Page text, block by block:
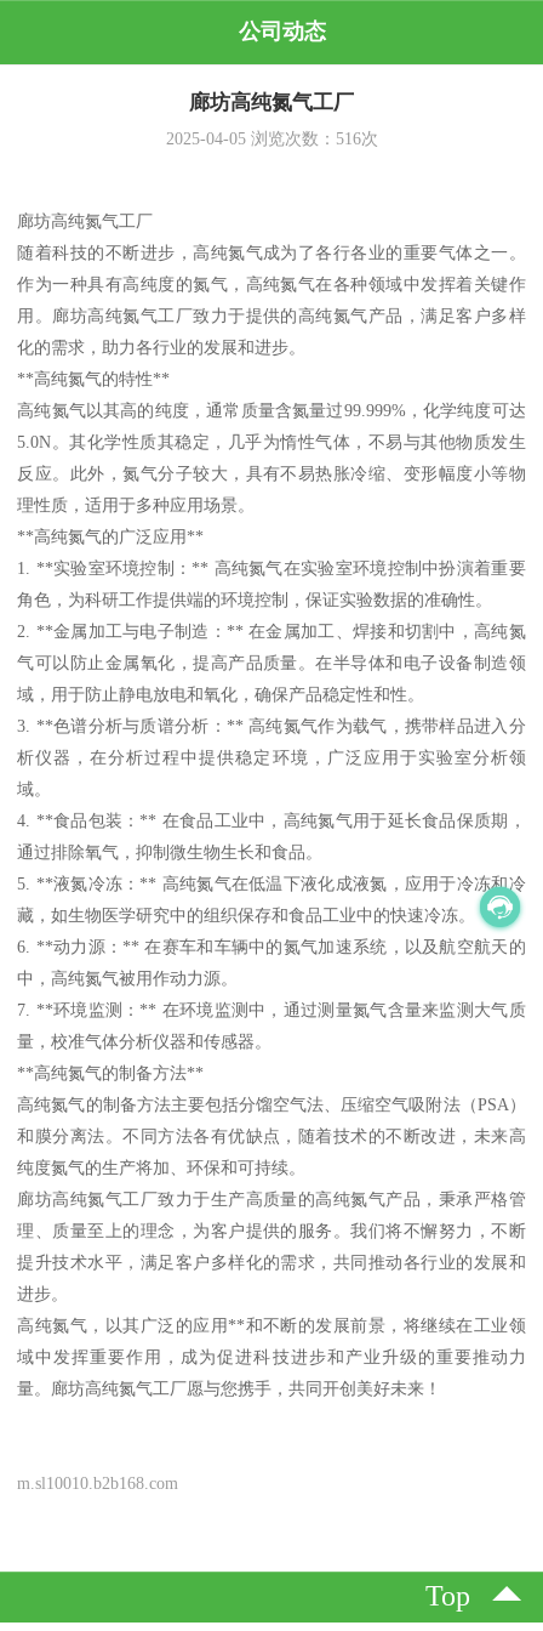
公司动态
廊坊高纯氮气工厂
2025-04-05浏览次数： 516次
廊坊高纯氮气工厂
随着科技的不断进步，高纯氮气成为了各行各业的重要气体之一。
作为一种具有高纯度的氮气，高纯氮气在各种领域中发挥着关键作
用。廊坊高纯氮气工厂致力于提供的高纯氮气产品，满足客户多样
化的需求，助力各行业的发展和进步。
**高纯氮气的特性**
高纯氮气以其高的纯度，通常质量含氮量过99.999%，化学纯度可达
5.0N。其化学性质其稳定，几乎为惰性气体，不易与其他物质发生
反应。此外，氮气分子较大，具有不易热胀冷缩、变形幅度小等物
理性质，适用于多种应用场景。
**高纯氮气的广泛应用**
1. **实验室环境控制：** 高纯氮气在实验室环境控制中扮演着重要
角色，为科研工作提供端的环境控制，保证实验数据的准确性。
2. **金属加工与电子制造：** 在金属加工、焊接和切割中，高纯氮
气可以防止金属氧化，提高产品质量。在半导体和电子设备制造领
域，用于防止静电放电和氧化，确保产品稳定性和性。
3. **色谱分析与质谱分析：** 高纯氮气作为载气，携带样品进入分
析仪器，在分析过程中提供稳定环境，广泛应用于实验室分析领
域。
4. **食品包装：** 在食品工业中，高纯氮气用于延长食品保质期，
通过排除氧气，抑制微生物生长和食品。
5. **液氮冷冻：** 高纯氮气在低温下液化成液氮，应用于冷冻和冷
藏，如生物医学研究中的组织保存和食品工业中的快速冷冻。
6. **动力源：** 在赛车和车辆中的氮气加速系统，以及航空航天的
中，高纯氮气被用作动力源。
7. **环境监测：** 在环境监测中，通过测量氮气含量来监测大气质
量，校准气体分析仪器和传感器。
**高纯氮气的制备方法**
高纯氮气的制备方法主要包括分馏空气法、压缩空气吸附法（PSA）
和膜分离法。不同方法各有优缺点，随着技术的不断改进，未来高
纯度氮气的生产将加、环保和可持续。
廊坊高纯氮气工厂致力于生产高质量的高纯氮气产品，秉承严格管
理、质量至上的理念，为客户提供的服务。我们将不懈努力，不断
提升技术水平，满足客户多样化的需求，共同推动各行业的发展和
进步。
高纯氮气，以其广泛的应用**和不断的发展前景，将继续在工业领
域中发挥重要作用，成为促进科技进步和产业升级的重要推动力
量。廊坊高纯氮气工厂愿与您携手，共同开创美好未来！
m.sl10010.b2b168.com
Top